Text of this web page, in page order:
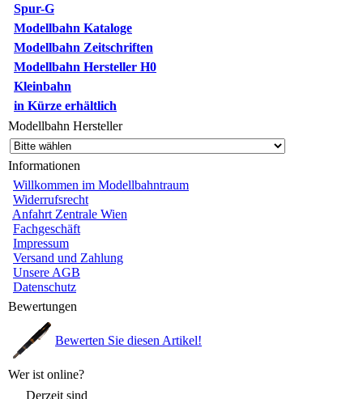
Spur-G
Modellbahn Kataloge
Modellbahn Zeitschriften
Modellbahn Hersteller H0
Kleinbahn
in Kürze erhältlich
Modellbahn Hersteller
Informationen
Willkommen im Modellbahntraum
Widerrufsrecht
Anfahrt Zentrale Wien
Fachgeschäft
Impressum
Versand und Zahlung
Unsere AGB
Datenschutz
Bewertungen
Bewerten Sie diesen Artikel!
Wer ist online?
Derzeit sind